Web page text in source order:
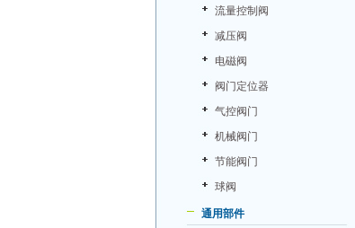
流量控制阀
减压阀
电磁阀
阀门定位器
气控阀门
机械阀门
节能阀门
球阀
通用部件